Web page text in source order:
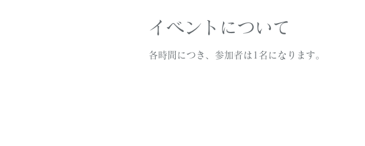
イベントについて
各時間につき、参加者は1名になります。